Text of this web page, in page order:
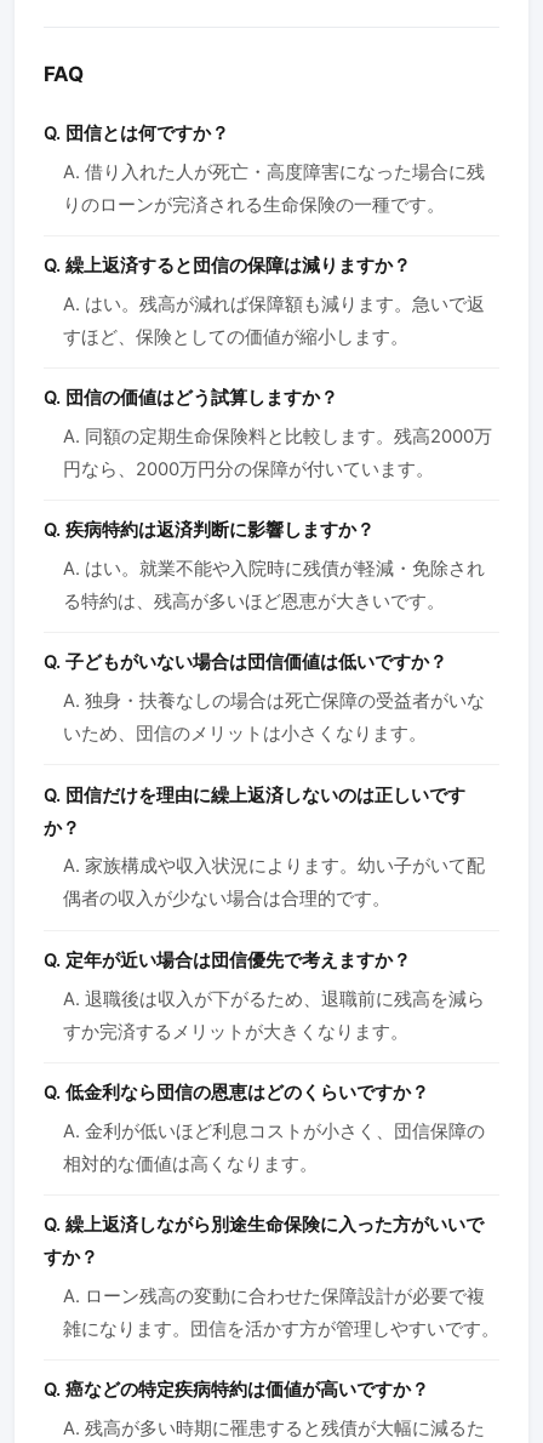
FAQ
Q. 団信とは何ですか？
A. 借り入れた人が死亡・高度障害になった場合に残
りのローンが完済される生命保険の一種です。
Q. 繰上返済すると団信の保障は減りますか？
A. はい。残高が減れば保障額も減ります。急いで返
すほど、保険としての価値が縮小します。
Q. 団信の価値はどう試算しますか？
A. 同額の定期生命保険料と比較します。残高2000万
円なら、2000万円分の保障が付いています。
Q. 疾病特約は返済判断に影響しますか？
A. はい。就業不能や入院時に残債が軽減・免除され
る特約は、残高が多いほど恩恵が大きいです。
Q. 子どもがいない場合は団信価値は低いですか？
A. 独身・扶養なしの場合は死亡保障の受益者がいな
いため、団信のメリットは小さくなります。
Q. 団信だけを理由に繰上返済しないのは正しいです
か？
A. 家族構成や収入状況によります。幼い子がいて配
偶者の収入が少ない場合は合理的です。
Q. 定年が近い場合は団信優先で考えますか？
A. 退職後は収入が下がるため、退職前に残高を減ら
すか完済するメリットが大きくなります。
Q. 低金利なら団信の恩恵はどのくらいですか？
A. 金利が低いほど利息コストが小さく、団信保障の
相対的な価値は高くなります。
Q. 繰上返済しながら別途生命保険に入った方がいいで
すか？
A. ローン残高の変動に合わせた保障設計が必要で複
雑になります。団信を活かす方が管理しやすいです。
Q. 癌などの特定疾病特約は価値が高いですか？
A. 残高が多い時期に罹患すると残債が大幅に減るた